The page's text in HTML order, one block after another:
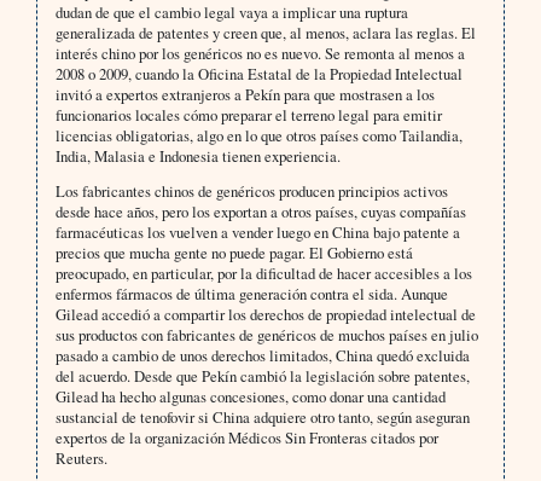
dudan de que el cambio legal vaya a implicar una ruptura
generalizada de patentes y creen que, al menos, aclara las reglas. El
interés chino por los genéricos no es nuevo. Se remonta al menos a
2008 o 2009, cuando la Oficina Estatal de la Propiedad Intelectual
invitó a expertos extranjeros a Pekín para que mostrasen a los
funcionarios locales cómo preparar el terreno legal para emitir
licencias obligatorias, algo en lo que otros países como Tailandia,
India, Malasia e Indonesia tienen experiencia.
Los fabricantes chinos de genéricos producen principios activos
desde hace años, pero los exportan a otros países, cuyas compañías
farmacéuticas los vuelven a vender luego en China bajo patente a
precios que mucha gente no puede pagar. El Gobierno está
preocupado, en particular, por la dificultad de hacer accesibles a los
enfermos fármacos de última generación contra el sida. Aunque
Gilead accedió a compartir los derechos de propiedad intelectual de
sus productos con fabricantes de genéricos de muchos países en julio
pasado a cambio de unos derechos limitados, China quedó excluida
del acuerdo. Desde que Pekín cambió la legislación sobre patentes,
Gilead ha hecho algunas concesiones, como donar una cantidad
sustancial de tenofovir si China adquiere otro tanto, según aseguran
expertos de la organización Médicos Sin Fronteras citados por
Reuters.